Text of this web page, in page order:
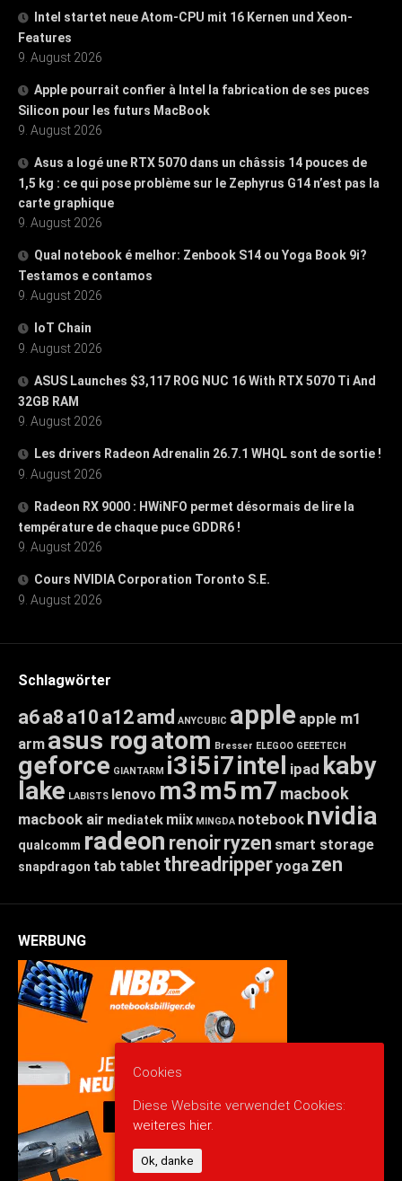
Intel startet neue Atom-CPU mit 16 Kernen und Xeon-
Features
9. August 2026
Apple pourrait confier à Intel la fabrication de ses puces
Silicon pour les futurs MacBook
9. August 2026
Asus a logé une RTX 5070 dans un châssis 14 pouces de
1,5 kg : ce qui pose problème sur le Zephyrus G14 n’est pas la
carte graphique
9. August 2026
Qual notebook é melhor: Zenbook S14 ou Yoga Book 9i?
Testamos e contamos
9. August 2026
IoT Chain
9. August 2026
ASUS Launches $3,117 ROG NUC 16 With RTX 5070 Ti And
32GB RAM
9. August 2026
Les drivers Radeon Adrenalin 26.7.1 WHQL sont de sortie !
9. August 2026
Radeon RX 9000 : HWiNFO permet désormais de lire la
température de chaque puce GDDR6 !
9. August 2026
Cours NVIDIA Corporation Toronto S.E.
9. August 2026
Schlagwörter
a6a8 a10 a12amd ANYCUBIC apple apple m1
arm asus rogatom Bresser ELEGOO GEEETECH
geforce GIANTARM i3i5i7intel ipad kaby
lake LABISTS lenovo m3m5m7 macbook
macbook air mediatek miix MINGDA notebook nvidia
qualcomm radeon renoirryzen smart storage
snapdragon tab tablet threadripperyoga zen
WERBUNG
Cookies
Diese Website verwendet Cookies:
weiteres hier.
Ok, danke